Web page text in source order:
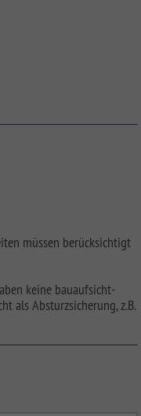
müssen berücksichtigt
keine bauaufsicht-
als Absturzsicherung, z.B.